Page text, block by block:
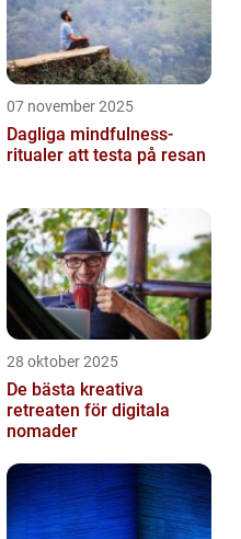
07 november 2025
Dagliga mindfulness-
ritualer att testa på resan
28 oktober 2025
De bästa kreativa
retreaten för digitala
nomader